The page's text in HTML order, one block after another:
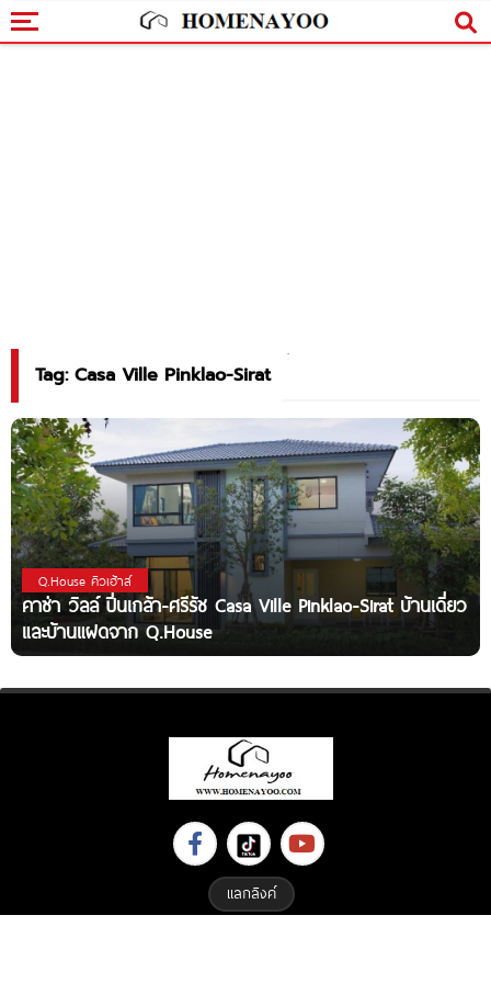
Tag: Casa Ville Pinklao-Sirat
Q.House คิวเฮ้าส์
คาซ่า วิลล์ ปิ่นเกล้า-ศรีรัช Casa Ville Pinklao-Sirat บ้านเดี่ยว
และบ้านแฝดจาก Q.House
แลกลิงค์